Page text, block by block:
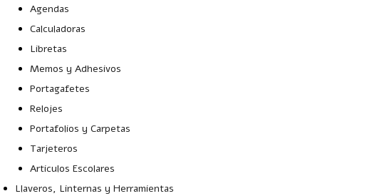
Agendas
Calculadoras
Libretas
Memos y Adhesivos
Portagafetes
Relojes
Portafolios y Carpetas
Tarjeteros
Articulos Escolares
Llaveros, Linternas y Herramientas